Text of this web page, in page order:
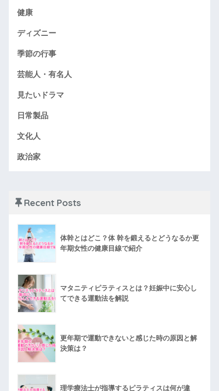
健康
ディズニー
季節の行事
芸能人・有名人
見たいドラマ
日常製品
文化人
政治家
Recent Posts
体幹とはどこ？体 幹を鍛えるとどうなるか更
年期女性の健康目線で紹介
マタニティピラティスとは？妊娠中に安心し
てできる運動法を解説
更年期で運動できないと感じた時の原因と解
決策は？
理学療法士が指導するピラティスは何が違